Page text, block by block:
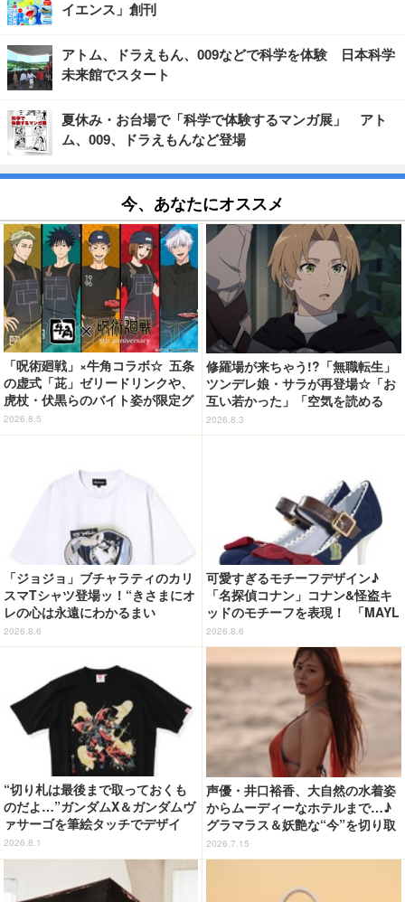
イエンス」創刊
アトム、ドラえもん、009などで科学を体験 日本科学
未来館でスタート
夏休み・お台場で「科学で体験するマンガ展」 アト
ム、009、ドラえもんなど登場
今、あなたにオススメ
「呪術廻戦」×牛角コラボ☆ 五条
の虚式「茈」ゼリードリンクや、
虎杖・伏黒らのバイト姿が限定グ
ッズに【8月26日～】
2026.8.5
修羅場が来ちゃう!?「無職転生」
ツンデレ娘・サラが再登場☆「お
互い若かった」「空気を読める
嫁」「嫁が3人になりそうなフラ
グ」【第6話ネタバレあり反応ま
2026.8.3
「ジョジョ」ブチャラティのカリ
スマTシャツ登場ッ！“きさまにオ
レの心は永遠にわかるまい
ッ！”や感動のクライマックスを
デザイン
2026.8.6
可愛すぎるモチーフデザイン♪
「名探偵コナン」コナン&怪盗キ
ッドのモチーフを表現！ 「MAYL
A」パンプスがセール実施中【3
0％オフセール】
2026.8.6
“切り札は最後まで取っておくも
のだよ…”ガンダムX＆ガンダムヴ
ァサーゴを筆絵タッチでデザイ
ン！「ガンダムX」Tシャツ発売
2026.8.1
声優・井口裕香、大自然の水着姿
からムーディーなホテルまで…♪
グラマラス＆妖艶な“今”を切り取
り！3冊目写真集が発売中
2026.7.15